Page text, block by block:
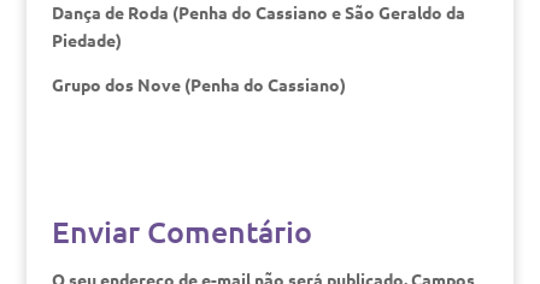
Dança de Roda (Penha do Cassiano e São Geraldo da
Piedade)
Grupo dos Nove (Penha do Cassiano)
Enviar Comentário
O seu endereço de e-mail não será publicado.Campos